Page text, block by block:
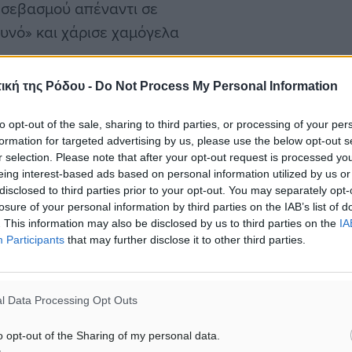
της Ρόδου - Do Not Process My Personal Information
opt-out of the sale, sharing to third parties, or processing of your
for targeted advertising by us, please use the below opt-out
selection. Please note that after your opt-out request is processed
interest-based ads based on personal information utilized by us
to third parties prior to your opt-out. You may separately
of your personal information by third parties on the IAB’s list of
This information may also be disclosed by us to third parties on the
Participants that may further disclose it to other third parties.
Data Processing Opt Outs
opt-out of the Sharing of my personal data.
απέναντι σε
και χάρισε χαμόγελα
μήνες. Περιελάμβανε
του βουνού.
με τη
Οργάνωσε τη
προγραμμάτισε κάθε
ως ένα σημείο, προτού
με τον οδηγό του,
συνθήκες ήταν
χιόνι, όμως δεν το